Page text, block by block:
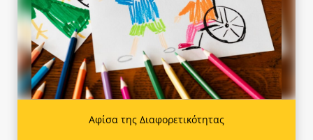
Αφίσα της Διαφορετικότητας